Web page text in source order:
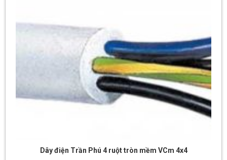
Dây điện Trần Phú 4 ruột tròn mềm VCm 4x4